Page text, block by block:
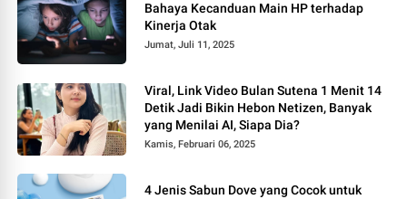
Bahaya Kecanduan Main HP terhadap
Kinerja Otak
Jumat, Juli 11, 2025
Viral, Link Video Bulan Sutena 1 Menit 14
Detik Jadi Bikin Hebon Netizen, Banyak
yang Menilai AI, Siapa Dia?
Kamis, Februari 06, 2025
4 Jenis Sabun Dove yang Cocok untuk